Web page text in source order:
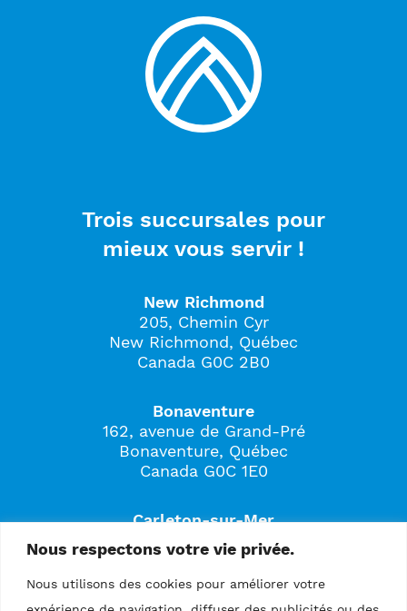
Nous respectons votre vie privée.
Nous utilisons des cookies pour améliorer votre
Trois succursales pour
mieux vous servir !
New Richmond
205, Chemin Cyr
New Richmond, Québec
Canada G0C 2B0
Bonaventure
162, avenue de Grand-Pré
Bonaventure, Québec
Canada G0C 1E0
Carleton-sur-Mer
561B, boulevard Perron
Carleton-sur-Mer, Québec
Canada G0C 1J0